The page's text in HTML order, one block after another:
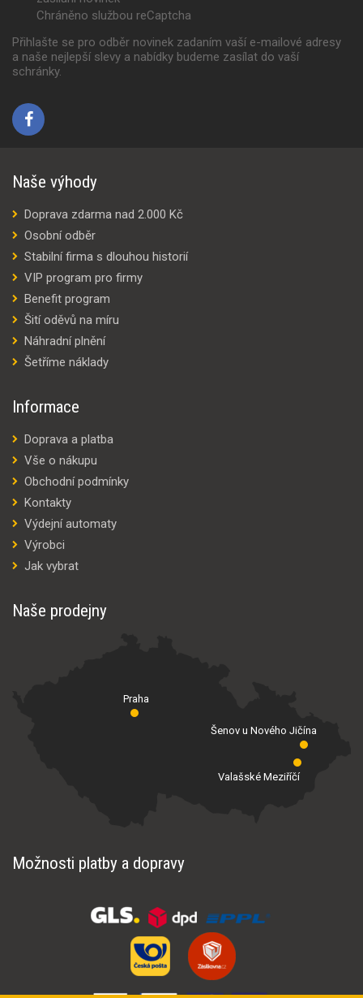
Chráněno službou reCaptcha
Přihlašte se pro odběr novinek zadaním vaší e-mailové adresy
a naše nejlepší slevy a nabídky budeme zasílat do vaší
schránky.
Naše výhody
Doprava zdarma nad 2.000 Kč
Osobní odběr
Stabilní firma s dlouhou historií
VIP program pro firmy
Benefit program
Šití oděvů na míru
Náhradní plnění
Šetříme náklady
Informace
Doprava a platba
Vše o nákupu
Obchodní podmínky
Kontakty
Výdejní automaty
Výrobci
Jak vybrat
Naše prodejny
Praha
Valašské Meziříčí
Šenov u Nového Jičína
Možnosti platby a dopravy